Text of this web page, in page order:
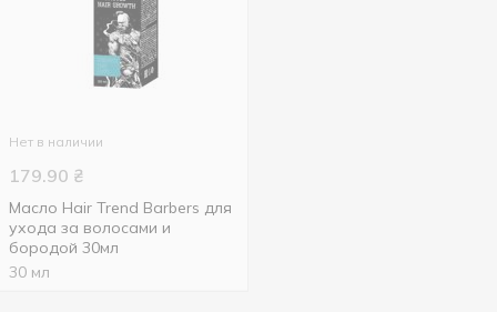
Нет в наличии
179.90 ₴
Масло Hair Trend Barbers для
ухода за волосами и
бородой 30мл
30 мл